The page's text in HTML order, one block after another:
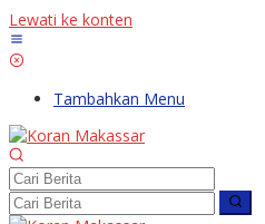
Lewati ke konten
Tambahkan Menu